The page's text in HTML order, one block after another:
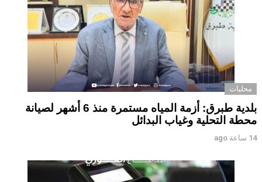
محليات
بلدية طبرق: أزمة المياه مستمرة منذ 6 أشهر لصيانة
محطة التحلية وغياب البدائل ‏ ‏
14 ساعة ago